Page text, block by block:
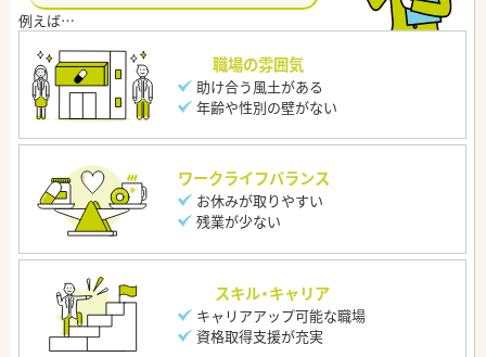
職場の雰囲気
助け合う風土がある
年齢や性別の壁がない
ワークライフバランス
お休みが取りやすい
残業が少ない
スキル・キャリア
キャリアアップ可能な職場
資格取得支援が充実